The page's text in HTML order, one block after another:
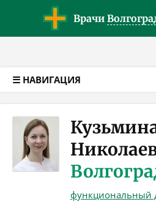
Врачи
☰ НАВИГАЦИЯ
функциональный